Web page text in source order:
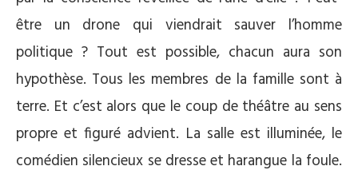
être un drone qui viendrait sauver l’homme
politique ? Tout est possible, chacun aura son
hypothèse. Tous les membres de la famille sont à
terre. Et c’est alors que le coup de théâtre au sens
propre et figuré advient. La salle est illuminée, le
comédien silencieux se dresse et harangue la foule.